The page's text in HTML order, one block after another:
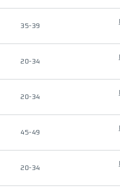
35-39
20-34
20-34
45-49
20-34